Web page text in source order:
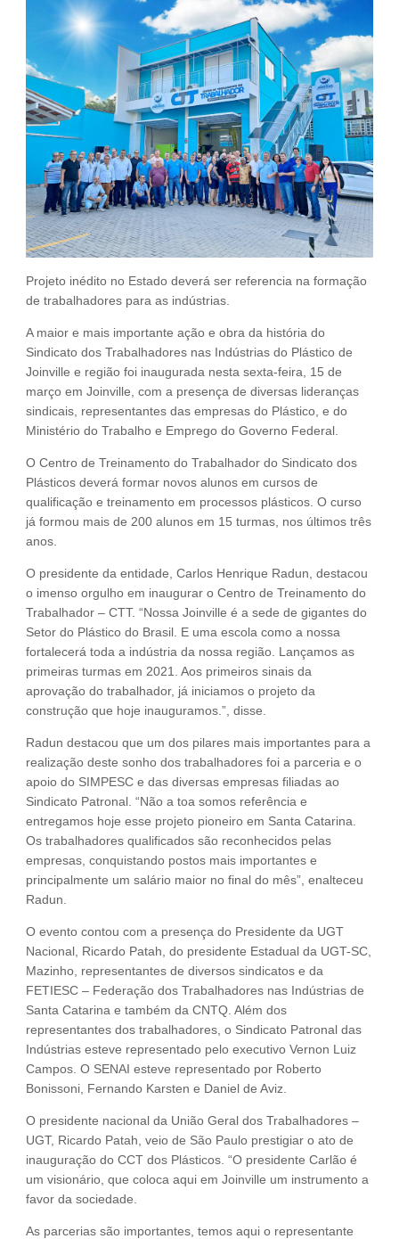
Fale Conosco
NOSSAS ASSOCIADAS
SEJA UM ASSOCIADO
VAGAS
Projeto inédito no Estado deverá ser referencia na formação
de trabalhadores para as indústrias.
A maior e mais importante ação e obra da história do
Sindicato dos Trabalhadores nas Indústrias do Plástico de
Joinville e região foi inaugurada nesta sexta-feira, 15 de
março em Joinville, com a presença de diversas lideranças
sindicais, representantes das empresas do Plástico, e do
Ministério do Trabalho e Emprego do Governo Federal.
O Centro de Treinamento do Trabalhador do Sindicato dos
Plásticos deverá formar novos alunos em cursos de
qualificação e treinamento em processos plásticos. O curso
já formou mais de 200 alunos em 15 turmas, nos últimos três
anos.
O presidente da entidade, Carlos Henrique Radun, destacou
o imenso orgulho em inaugurar o Centro de Treinamento do
Trabalhador – CTT. “Nossa Joinville é a sede de gigantes do
Setor do Plástico do Brasil. E uma escola como a nossa
fortalecerá toda a indústria da nossa região. Lançamos as
primeiras turmas em 2021. Aos primeiros sinais da
aprovação do trabalhador, já iniciamos o projeto da
construção que hoje inauguramos.”, disse.
Radun destacou que um dos pilares mais importantes para a
realização deste sonho dos trabalhadores foi a parceria e o
apoio do SIMPESC e das diversas empresas filiadas ao
Sindicato Patronal. “Não a toa somos referência e
entregamos hoje esse projeto pioneiro em Santa Catarina.
Os trabalhadores qualificados são reconhecidos pelas
empresas, conquistando postos mais importantes e
principalmente um salário maior no final do mês”, enalteceu
Radun.
O evento contou com a presença do Presidente da UGT
Nacional, Ricardo Patah, do presidente Estadual da UGT-SC,
Mazinho, representantes de diversos sindicatos e da
FETIESC – Federação dos Trabalhadores nas Indústrias de
Santa Catarina e também da CNTQ. Além dos
representantes dos trabalhadores, o Sindicato Patronal das
Indústrias esteve representado pelo executivo Vernon Luiz
Campos. O SENAI esteve representado por Roberto
Bonissoni, Fernando Karsten e Daniel de Aviz.
O presidente nacional da União Geral dos Trabalhadores –
UGT, Ricardo Patah, veio de São Paulo prestigiar o ato de
inauguração do CCT dos Plásticos. “O presidente Carlão é
um visionário, que coloca aqui em Joinville um instrumento a
favor da sociedade.
As parcerias são importantes, temos aqui o representante